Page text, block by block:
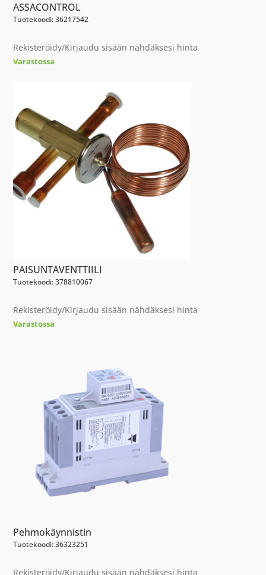
ASSACONTROL
Tuotekoodi: 36217542
Rekisteröidy/Kirjaudu sisään nähdäksesi hinta
Varastossa
PAISUNTAVENTTIILI
Tuotekoodi: 378810067
Rekisteröidy/Kirjaudu sisään nähdäksesi hinta
Varastossa
Pehmokäynnistin
Tuotekoodi: 36323251
Rekisteröidy/Kirjaudu sisään nähdäksesi hinta